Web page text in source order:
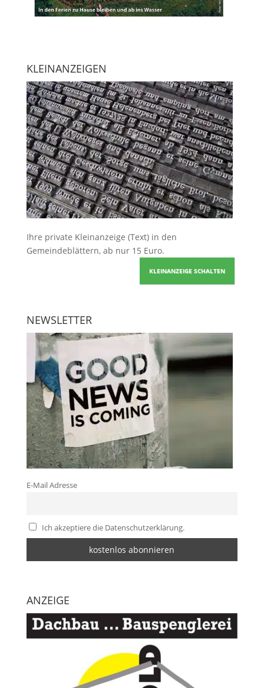
KLEINANZEIGEN
Ihre private Kleinanzeige (Text) in den
Gemeindeblättern, ab nur 15 Euro.
KLEINANZEIGE SCHALTEN
NEWSLETTER
E-Mail Adresse
Ich akzeptiere die Datenschutzerklärung.
ANZEIGE